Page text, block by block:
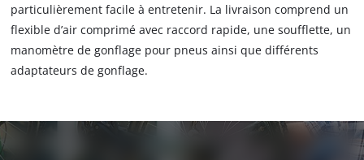
particulièrement facile à entretenir. La livraison comprend un
flexible d’air comprimé avec raccord rapide, une soufflette, un
manomètre de gonflage pour pneus ainsi que différents
adaptateurs de gonflage.